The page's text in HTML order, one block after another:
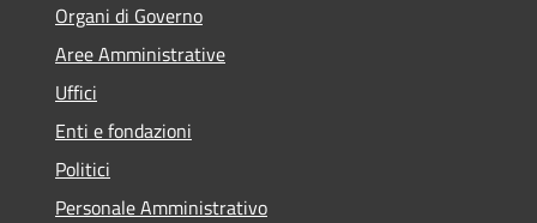
Organi di Governo
Aree Amministrative
Uffici
Enti e fondazioni
Politici
Personale Amministrativo